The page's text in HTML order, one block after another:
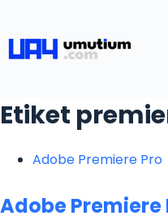
Etiket
Adobe Premiere Pro
Adobe Premiere